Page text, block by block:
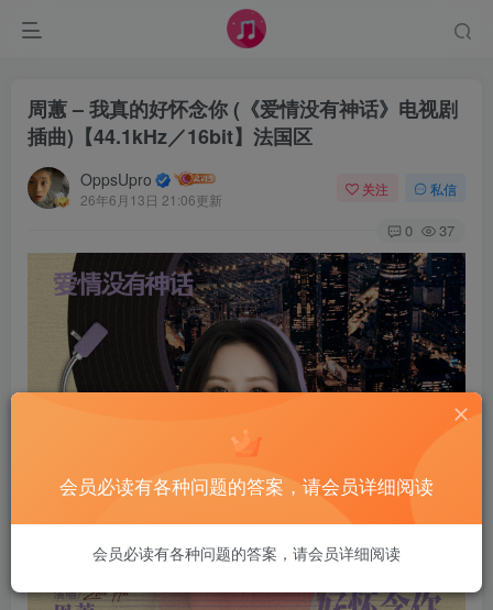
周蕙 – 我真的好怀念你 (《爱情没有神话》电视剧
插曲)【44.1kHz／16bit】法国区
OppsUpro
26年6月13日 21:06更新
关注 私信
0 37
会员必读有各种问题的答案，请会员详细阅读
会员必读有各种问题的答案，请会员详细阅读